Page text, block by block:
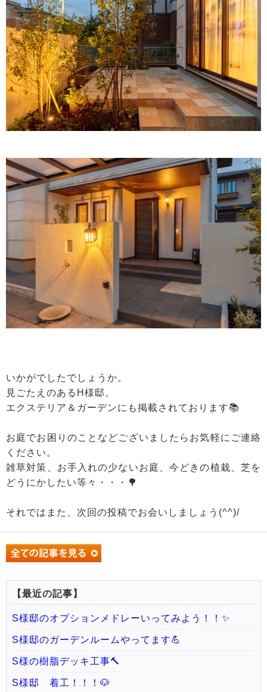
いかがでしたでしょうか。
見ごたえのあるH様邸。
エクステリア＆ガーデンにも掲載されております📚
お庭でお困りのことなどございましたらお気軽にご連絡
ください。
雑草対策、お手入れの少ないお庭、今どきの植栽、芝を
どうにかしたい等々・・・🌳
それではまた、次回の投稿でお会いしましょう(^^)/
【最近の記事】
S様邸のオプションメドレーいってみよう！！✨
S様邸のガーデンルームやってます💪
S様の樹脂デッキ工事🔨
S様邸 着工！！！🐶